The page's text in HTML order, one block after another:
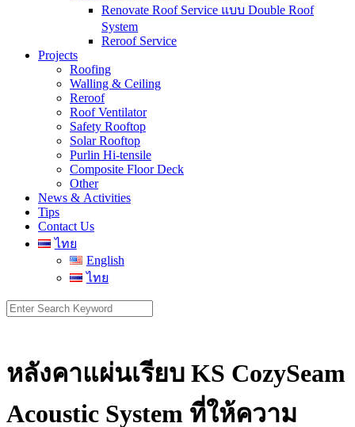
Renovate Roof Service แบบ Double Roof
System
Reroof Service
Projects
Roofing
Walling & Ceiling
Reroof
Roof Ventilator
Safety Rooftop
Solar Rooftop
Purlin Hi-tensile
Composite Floor Deck
Other
News & Activities
Tips
Contact Us
ไทย
English
ไทย
Search
for:
หลังคาแผ่นเรียบ KS CozySeam
Acoustic System ที่ให้ความ